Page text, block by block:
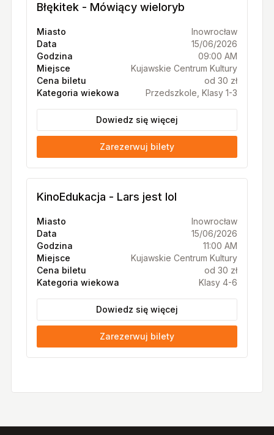
Błękitek - Mówiący wieloryb
Miasto
Inowrocław
Data
15/06/2026
Godzina
09:00 AM
Miejsce
Kujawskie Centrum Kultury
Cena biletu
od 30 zł
Kategoria wiekowa
Przedszkole, Klasy 1-3
Dowiedz się więcej
Zarezerwuj bilety
KinoEdukacja - Lars jest lol
Miasto
Inowrocław
Data
15/06/2026
Godzina
11:00 AM
Miejsce
Kujawskie Centrum Kultury
Cena biletu
od 30 zł
Kategoria wiekowa
Klasy 4-6
Dowiedz się więcej
Zarezerwuj bilety